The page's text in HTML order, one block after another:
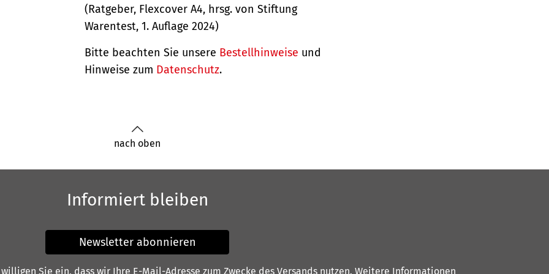
(Ratgeber, Flexcover A4, hrsg. von Stiftung
Warentest, 1. Auflage 2024)
Bitte beachten Sie unsere Bestellhinweise und
Hinweise zum Datenschutz.
nach oben
Informiert bleiben
Newsletter abonnieren
Sie ein, dass wir Ihre E-Mail-Adresse zum Zwecke des Versands nutzen. Weitere Informationen